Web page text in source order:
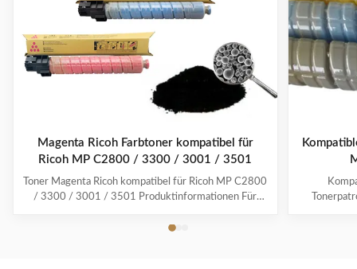
Magenta Ricoh Farbtoner kompatibel für
Ricoh MP C2800 / 3300 / 3001 / 3501
Toner Magenta Ricoh kompatibel für Ricoh MP C2800
/ 3300 / 3001 / 3501 Produktinformationen Für
verwenden Sie Estatoner. Durch die Verwendung von